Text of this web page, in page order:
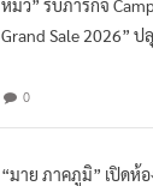
หมิว” รับภารกิจ
Grand Sale 2026”
0
“มาย ภาคภูมิ” เปิดห้